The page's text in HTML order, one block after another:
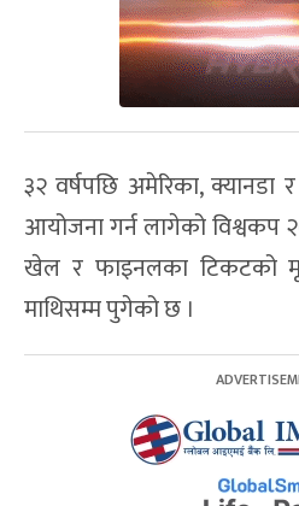
३२ वर्षपछि अमेरिका,
आयोजना गर्न लागेको विश्वकप
खेल र फाइनलका टिकटको
माथिसम्म पुगेको छ ।